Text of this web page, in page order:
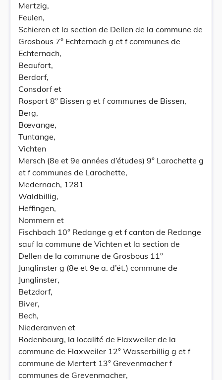
Mertzig,
Feulen,
Schieren et la section de Dellen de la commune de
Grosbous 7° Echternach g et f communes de
Echternach,
Beaufort,
Berdorf,
Consdorf et
Rosport 8° Bissen g et f communes de Bissen,
Berg,
Bœvange,
Tuntange,
Vichten
Mersch (8e et 9e années d’études) 9° Larochette g
et f communes de Larochette,
Medernach, 1281
Waldbillig,
Heffingen,
Nommern et
Fischbach 10° Redange g et f canton de Redange
sauf la commune de Vichten et la section de
Dellen de la commune de Grosbous 11°
Junglinster g (8e et 9e a. d’ét.) commune de
Junglinster,
Betzdorf,
Biver,
Bech,
Niederanven et
Rodenbourg, la localité de Flaxweiler de la
commune de Flaxweiler 12° Wasserbillig g et f
commune de Mertert 13° Grevenmacher f
communes de Grevenmacher,